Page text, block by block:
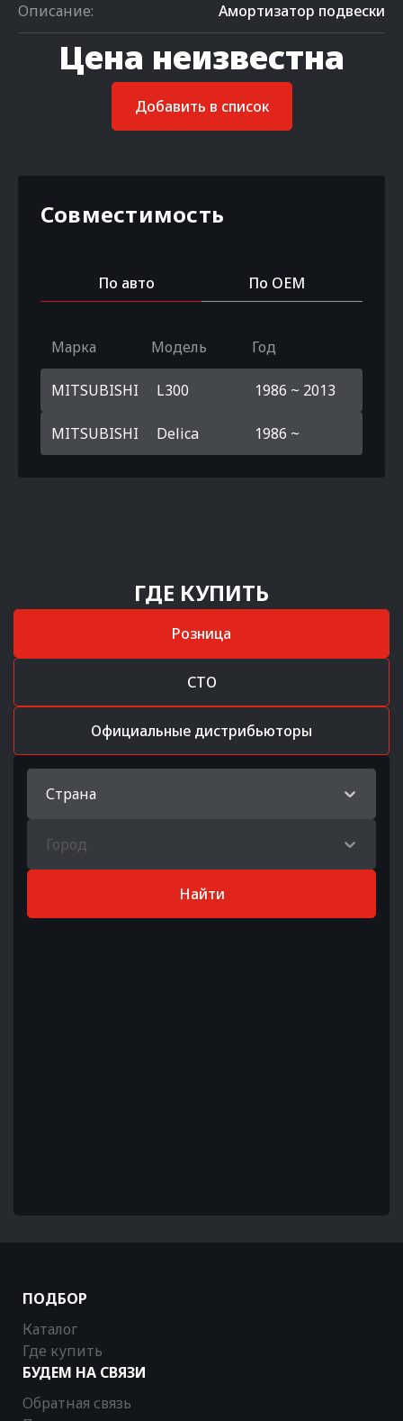
Описание: Амортизатор подвески
Цена неизвестна
Добавить в список
Совместимость
По авто По OEM
Марка Модель Год
MITSUBISHI L300 1986 ~ 2013
MITSUBISHI Delica 1986 ~
ГДЕ КУПИТЬ
Розница
СТО
Официальные дистрибьюторы
Страна
Город
Найти
ПОДБОР
Каталог
Где купить
БУДЕМ НА СВЯЗИ
Обратная связь